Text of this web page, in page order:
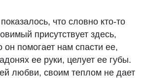
что словно кто-то
присутствует здесь,
он помогает нам спасти ее,
ее руки, целует ее губы.
любви, своим теплом не дает